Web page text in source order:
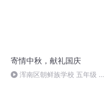
寄情中秋，献礼国庆
浑南区朝鲜族学校 五年级 孙